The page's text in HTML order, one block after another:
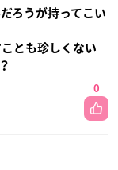
ろうが持ってこい
とも珍しくない
0